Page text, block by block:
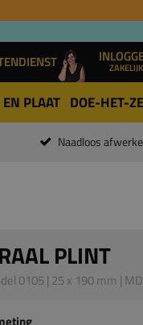
ZAKELIJK
PLAAT DOE-HET-
Naadloos
PLINT
0105 | 25 x 190 mm |